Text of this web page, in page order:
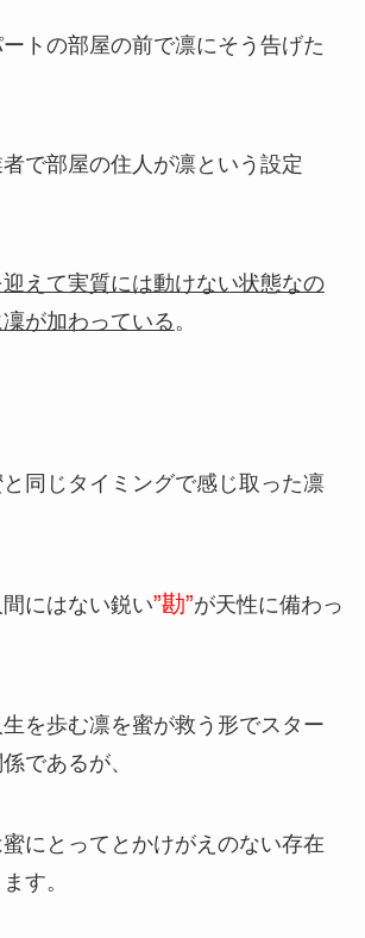
トの部屋の前で凛にそう告げた
で部屋の住人が凛という設定
えて実質には動けない状態なの
が加わっている 。
同じタイミングで感じ取った凛
にはない鋭い”勘”が天性に備わっ
を歩む凛を蜜が救う形でスター
であるが、
にとってとかけがえのない存在
す。